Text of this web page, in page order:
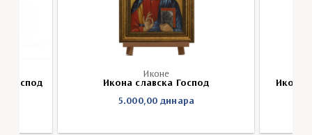
Господ
Иконе
Икона славска Господ
5.000,00 динара
Икона